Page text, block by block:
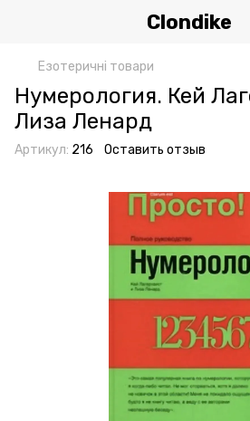
Clondike
Езотеричні товари
Нумерология. Кей
Лиза Ленард
Артикул: 216 Оставить отзыв